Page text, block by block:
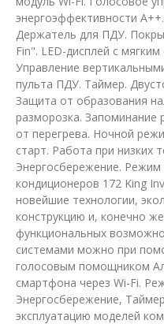
энергоэффективности
Держатель для ПДУ.
Fin". LED-дисплей с
Управление
пульта ПДУ. Таймер.
Защита от образования
разморозка.
от перегрева. Ночной
старт. Работа при низких
Энергосбережение.
кондиционеров 172 King
новейшие технологии,
конструкцию и, конечно
функциональных
системами можно при
голосовым помощником
смартфона через Wi-Fi.
Энергосбережение,
эксплуатацию моделей